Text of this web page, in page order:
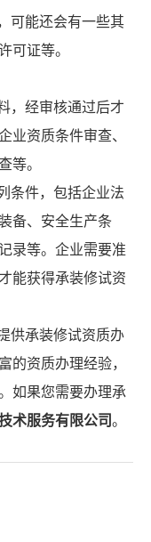
可能还会有一些其
可证等。
，经审核通过后才
业资质条件审查、
等。
条件，包括企业法
备、安全生产条
录等。企业需要准
能获得承装修试资
供承装修试资质办
的资质办理经验，
如果您需要办理承
术服务有限公司。